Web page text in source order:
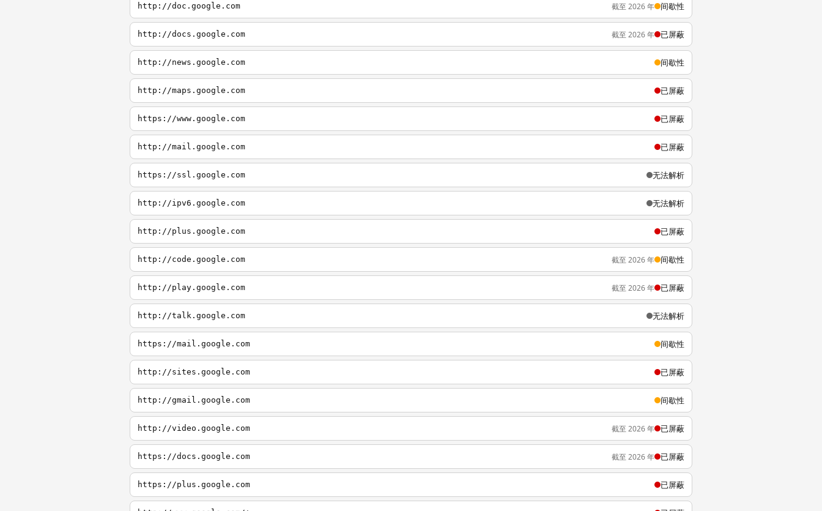
http://doc.google.com 截至 2026 年 间歇性
http://docs.google.com 截至 2026 年 已屏蔽
http://news.google.com 间歇性
http://maps.google.com 已屏蔽
https://www.google.com 已屏蔽
http://mail.google.com 已屏蔽
https://ssl.google.com 无法解析
http://ipv6.google.com 无法解析
http://plus.google.com 已屏蔽
http://code.google.com 截至 2026 年 间歇性
http://play.google.com 截至 2026 年 已屏蔽
http://talk.google.com 无法解析
https://mail.google.com 间歇性
http://sites.google.com 已屏蔽
http://gmail.google.com 间歇性
http://video.google.com 截至 2026 年 已屏蔽
https://docs.google.com 截至 2026 年 已屏蔽
https://plus.google.com 已屏蔽